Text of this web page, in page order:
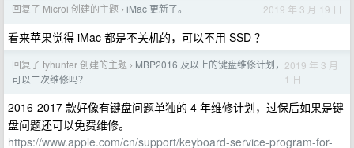
回复了 Microi 创建的主题 › iMac 更新了。 2019 年 3 月 19 日
看来苹果觉得 iMac 都是不关机的，可以不用 SSD ？
回复了 tyhunter 创建的主题 › MBP2016 及以上的键盘维修计划，
可以二次维修吗？
2019 年 3 月
1 日
2016-2017 款好像有键盘问题单独的 4 年维修计划，过保后如果是键
盘问题还可以免费维修。
https://www.apple.com/cn/support/keyboard-service-program-for-